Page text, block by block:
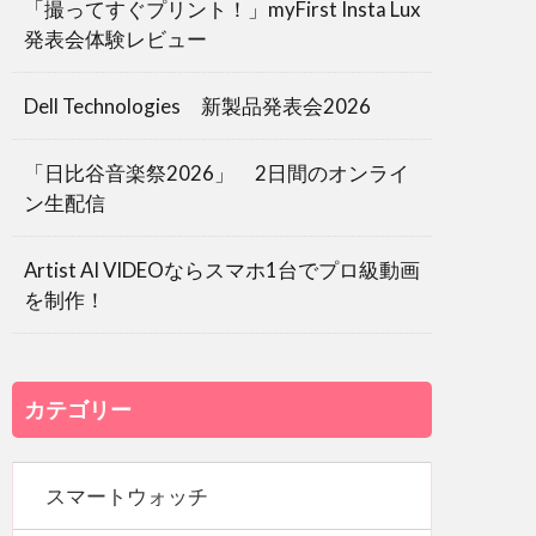
「撮ってすぐプリント！」myFirst Insta Lux
発表会体験レビュー
Dell Technologies 新製品発表会2026
「日比谷音楽祭2026」 2日間のオンライ
ン生配信
Artist AI VIDEOならスマホ1台でプロ級動画
を制作！
カテゴリー
スマートウォッチ